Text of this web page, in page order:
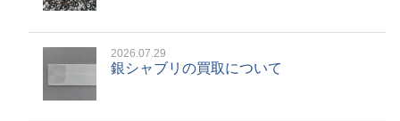
2026.07.29
銀シャブリの買取について